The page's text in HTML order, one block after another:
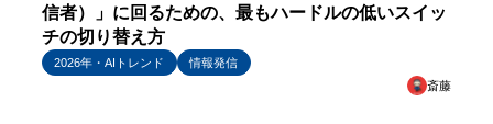
信者）」に回るための、最もハードルの低いスイッ
チの切り替え方
2026年・AIトレンド
情報発信
斎藤